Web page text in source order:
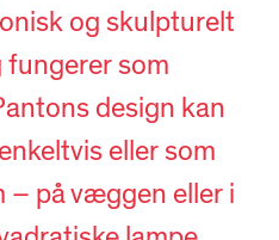
og skulpturelt
som
design kan
eller som
– på væggen eller i